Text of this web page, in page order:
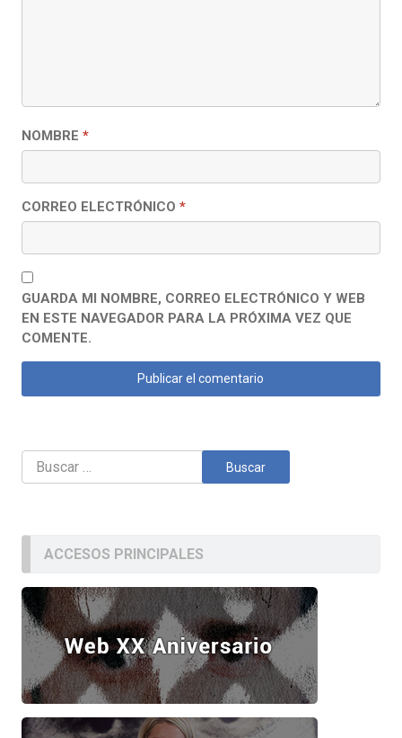
NOMBRE *
CORREO ELECTRÓNICO *
GUARDA MI NOMBRE, CORREO ELECTRÓNICO Y WEB
EN ESTE NAVEGADOR PARA LA PRÓXIMA VEZ QUE
COMENTE.
Buscar:
ACCESOS PRINCIPALES